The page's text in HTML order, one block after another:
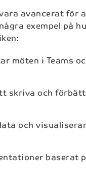
avancerat för
exempel på
möten i Teams
skriva och
och
baserat